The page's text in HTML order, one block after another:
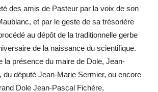
des amis de Pasteur par la voix de son
et par le geste de sa trésorière
au dépôt de la traditionnelle gerbe
de la naissance du scientifique.
la présence du maire de Dole, Jean-
du député Jean-Marie Sermier, ou encore
Dole Jean-Pascal Fichère,